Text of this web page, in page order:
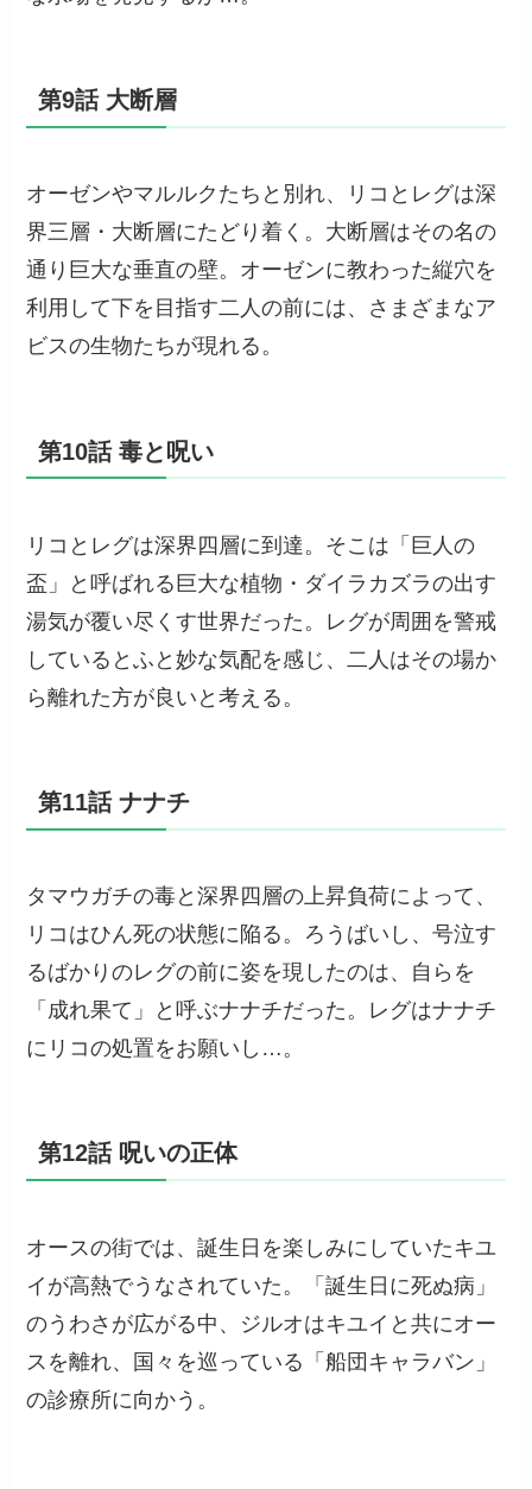
第9話 大断層
オーゼンやマルルクたちと別れ、リコとレグは深
界三層・大断層にたどり着く。大断層はその名の
通り巨大な垂直の壁。オーゼンに教わった縦穴を
利用して下を目指す二人の前には、さまざまなア
ビスの生物たちが現れる。
第10話 毒と呪い
リコとレグは深界四層に到達。そこは「巨人の
盃」と呼ばれる巨大な植物・ダイラカズラの出す
湯気が覆い尽くす世界だった。レグが周囲を警戒
しているとふと妙な気配を感じ、二人はその場か
ら離れた方が良いと考える。
第11話 ナナチ
タマウガチの毒と深界四層の上昇負荷によって、
リコはひん死の状態に陥る。ろうばいし、号泣す
るばかりのレグの前に姿を現したのは、自らを
「成れ果て」と呼ぶナナチだった。レグはナナチ
にリコの処置をお願いし…。
第12話 呪いの正体
オースの街では、誕生日を楽しみにしていたキユ
イが高熱でうなされていた。「誕生日に死ぬ病」
のうわさが広がる中、ジルオはキユイと共にオー
スを離れ、国々を巡っている「船団キャラバン」
の診療所に向かう。